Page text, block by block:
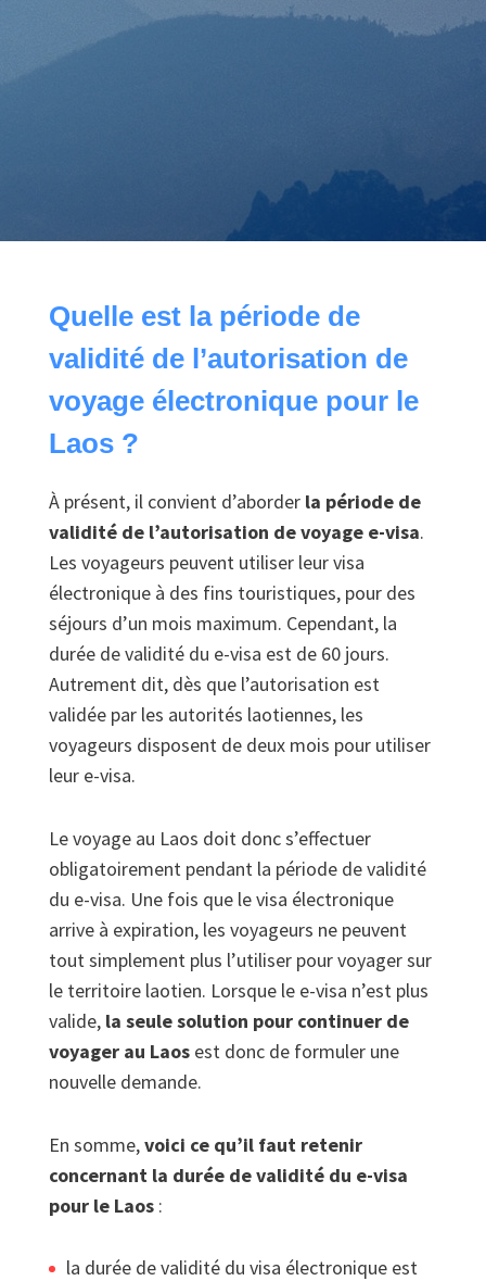
Quelle est la période de
validité de l’autorisation de
voyage électronique pour le
Laos ?
À présent, il convient d’aborder la période de
validité de l’autorisation de voyage e-visa.
Les voyageurs peuvent utiliser leur visa
électronique à des fins touristiques, pour des
séjours d’un mois maximum. Cependant, la
durée de validité du e-visa est de 60 jours.
Autrement dit, dès que l’autorisation est
validée par les autorités laotiennes, les
voyageurs disposent de deux mois pour utiliser
leur e-visa.
Le voyage au Laos doit donc s’effectuer
obligatoirement pendant la période de validité
du e-visa. Une fois que le visa électronique
arrive à expiration, les voyageurs ne peuvent
tout simplement plus l’utiliser pour voyager sur
le territoire laotien. Lorsque le e-visa n’est plus
valide, la seule solution pour continuer de
voyager au Laos est donc de formuler une
nouvelle demande.
En somme,voici ce qu’il faut retenir
concernant la durée de validité du e-visa
pour le Laos :
la durée de validité du visa électronique est